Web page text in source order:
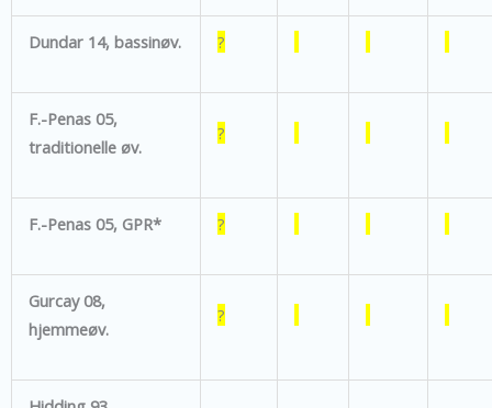
Dundar 14, bassinøv. ?
F.-Penas 05,
traditionelle øv.
?
F.-Penas 05, GPR* ?
Gurcay 08,
hjemmeøv.
?